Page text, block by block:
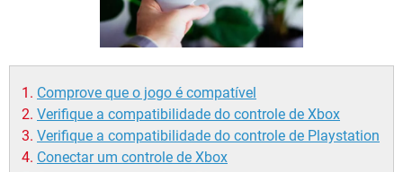
Comprove que o jogo é compatível
Verifique a compatibilidade do controle de Xbox
Verifique a compatibilidade do controle de Playstation
Conectar um controle de Xbox